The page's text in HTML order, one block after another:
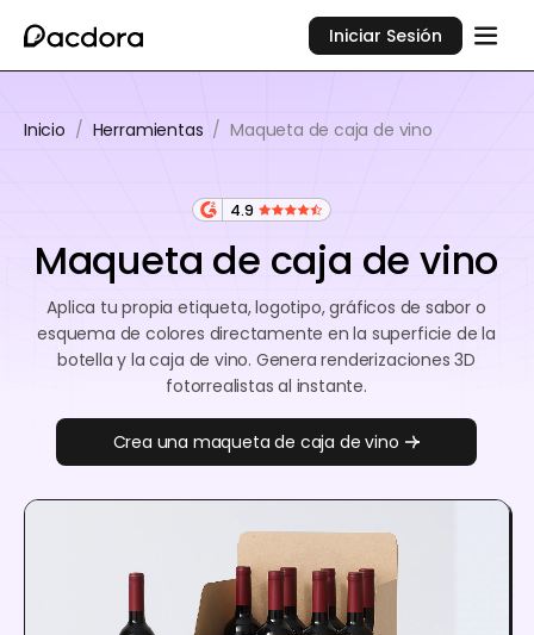
Iniciar Sesión
Inicio / Herramientas / Maqueta de caja de vino
4.9
Maqueta de caja de vino
Aplica tu propia etiqueta, logotipo, gráficos de sabor o
esquema de colores directamente en la superficie de la
botella y la caja de vino. Genera renderizaciones 3D
fotorrealistas al instante.
Crea una maqueta de caja de vino